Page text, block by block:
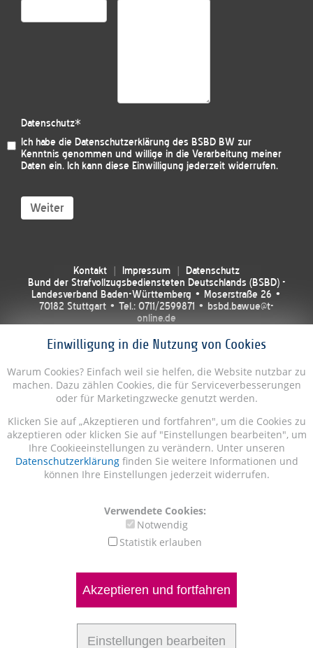
Einwilligung in die Nutzung von Cookies
Warum Cookies? Einfach weil sie helfen, die Website nutzbar zu
machen. Dazu zählen Cookies, die für Serviceverbesserungen
oder für Marketingzwecke genutzt werden.
Klicken Sie auf „Akzeptieren und fortfahren", um die Cookies zu
akzeptieren oder klicken Sie auf "Einstellungen bearbeiten", um
Ihre Cookieeinstellungen zu verändern. Unter unseren
Datenschutzerklärungfinden Sie weitere Informationen und
können Ihre Einstellungen jederzeit widerrufen.
Verwendete Cookies:
Notwendig
Statistik erlauben
Akzeptieren und fortfahren
Einstellungen bearbeiten
Datenschutz*
Ich habe die Datenschutzerklärung des BSBD BW zur
Kenntnis genommen und willige in die Verarbeitung meiner
Daten ein. Ich kann diese Einwilligung jederzeit widerrufen.
Weiter
Kontakt Impressum
Datenschutz
Bund der Strafvollzugsbediensteten Deutschlands (BSBD) -
Landesverband Baden-Württemberg • Moserstraße 26 •
70182 Stuttgart • Tel.: 0711/2599871 • bsbd.bawue@t-
online.de